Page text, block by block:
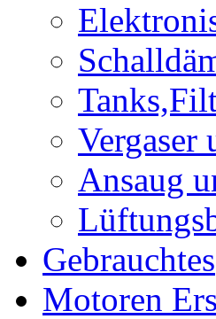
Vergaser
Ansaug
Gebrauchtes
Motoren